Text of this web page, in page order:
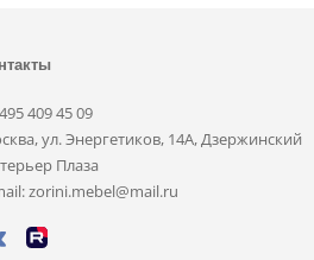
409 45 09
ул. Энергетиков, 14А, Дзержинский
Плаза
zorini.mebel@mail.ru